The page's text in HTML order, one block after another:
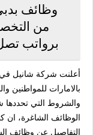
وظائف
من
برواتب تصل 15،000 درهم في
أعلنت شركة شانيل
بالامارات للمواطنين
والشروط التي
الوظائف الشاغرة،
التفاصيل عن وظائف